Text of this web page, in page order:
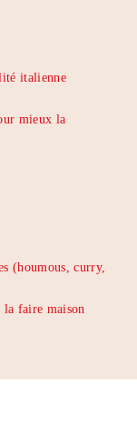
italienne
mieux la
(houmous, curry,
la faire maison